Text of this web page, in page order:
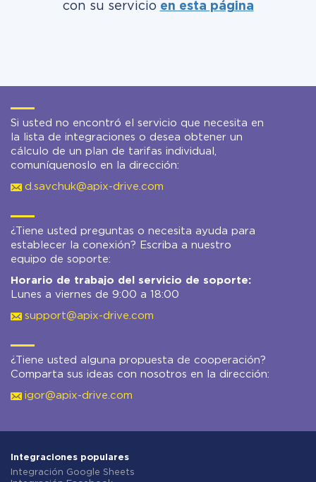
con su servicio en esta página
Si usted no encontró el servicio que necesita en
la lista de integraciones o desea obtener un
cálculo de un plan de tarifas individual,
comuníquenoslo en la dirección:
d.savchuk@apix-drive.com
¿Tiene usted preguntas o necesita ayuda para
establecer la conexión? Escriba a nuestro
equipo de soporte:
Horario de trabajo del servicio de soporte:
Lunes a viernes de 9:00 a 18:00
support@apix-drive.com
¿Tiene usted alguna propuesta de cooperación?
Comparta sus ideas con nosotros en la dirección:
igor@apix-drive.com
Integraciones populares
Integración Google Sheets